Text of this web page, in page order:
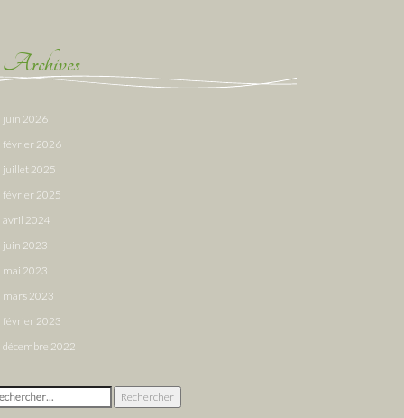
Archives
juin 2026
février 2026
juillet 2025
février 2025
avril 2024
juin 2023
mai 2023
mars 2023
février 2023
décembre 2022
: